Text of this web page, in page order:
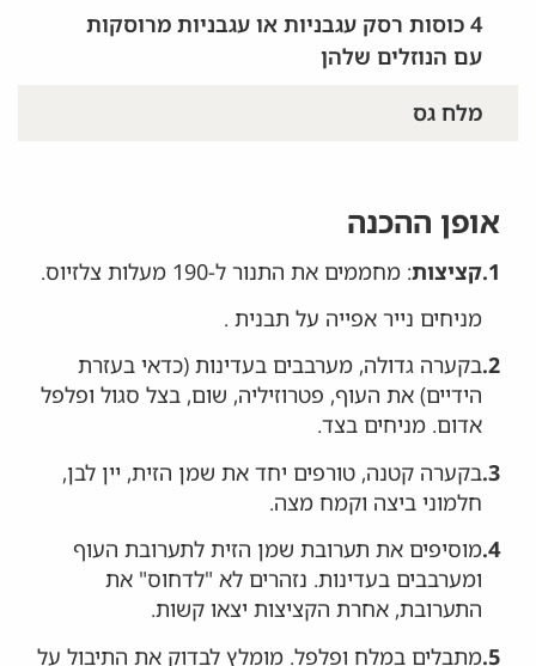
4 כוסות רסק עגבניות או עגבניות מרוסקות
עם הנוזלים שלהן
מלח גס
אופן ההכנה
1. קציצות: מחממים את התנור ל-190 מעלות צלזיוס.
מניחים נייר אפייה על תבנית .
2. בקערה גדולה, מערבבים בעדינות (כדאי בעזרת
הידיים) את העוף, פטרוזיליה, שום, בצל סגול ופלפל
אדום. מניחים בצד.
3. בקערה קטנה, טורפים יחד את שמן הזית, יין לבן,
חלמוני ביצה וקמח מצה.
4. מוסיפים את תערובת שמן הזית לתערובת העוף
ומערבבים בעדינות. נזהרים לא "לדחוס" את
התערובת, אחרת הקציצות יצאו קשות.
5. מתבלים במלח ופלפל. מומלץ לבדוק את התיבול על